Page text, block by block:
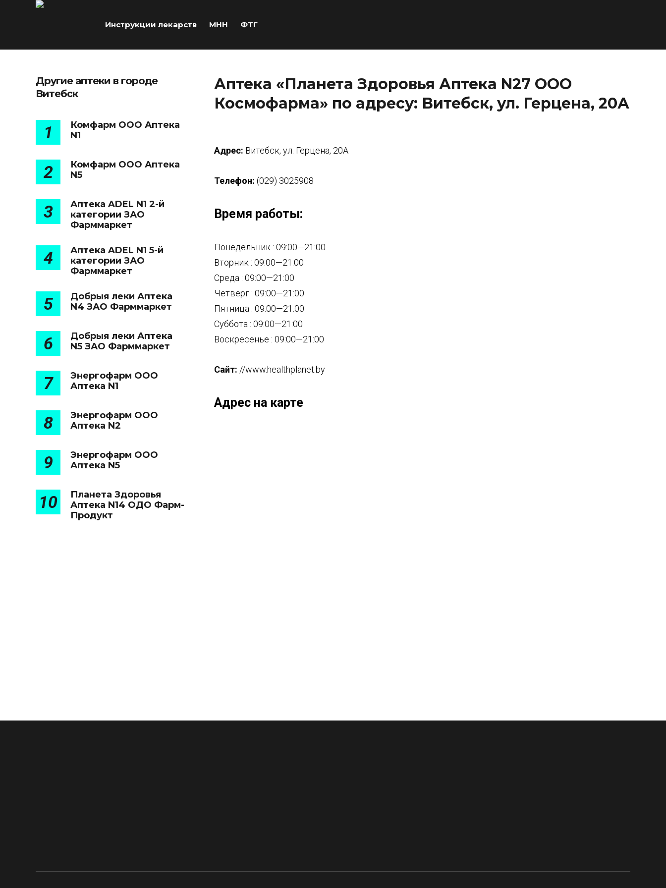
Инструкции лекарств МНН ФТГ
Аптека «Планета Здоровья Аптека N27 ООО
Космофарма» по адресу: Витебск, ул. Герцена, 20А
Адрес: Витебск, ул. Герцена, 20А
Телефон: (029) 3025908
Время работы:
Понедельник : 09:00—21:00
Вторник : 09:00—21:00
Среда : 09:00—21:00
Четверг : 09:00—21:00
Пятница : 09:00—21:00
Суббота : 09:00—21:00
Воскресенье : 09:00—21:00
Сайт: //www.healthplanet.by
Адрес на карте
Другие аптеки в городе
Витебск
1
Комфарм ООО Аптека
N1
2
Комфарм ООО Аптека
N5
3
Аптека ADEL N1 2-й
категории ЗАО
Фарммаркет
4
Аптека ADEL N1 5-й
категории ЗАО
Фарммаркет
5
Добрыя леки Аптека
N4 ЗАО Фарммаркет
6
Добрыя леки Аптека
N5 ЗАО Фарммаркет
7
Энергофарм ООО
Аптека N1
8
Энергофарм ООО
Аптека N2
9
Энергофарм ООО
Аптека N5
10
Планета Здоровья
Аптека N14 ОДО Фарм-
Продукт